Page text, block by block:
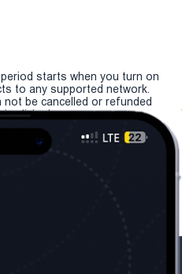
starts when you turn on
to any supported network.
not be cancelled or refunded
is clicked.